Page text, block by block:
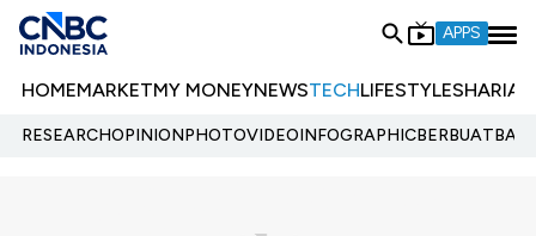
APPS
HOMEMARKETMY MONEYNEWSTECHLIFESTYLESHARIA
RESEARCHOPINIONPHOTOVIDEOINFOGRAPHIC